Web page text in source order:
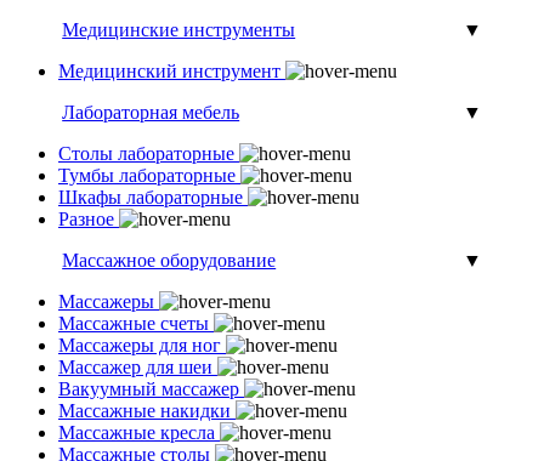
Медицинские инструменты
▼
Медицинский инструмент
Лабораторная мебель
▼
Столы лабораторные
Тумбы лабораторные
Шкафы лабораторные
Разное
Массажное оборудование
▼
Массажеры
Массажные счеты
Массажеры для ног
Массажер для шеи
Вакуумный массажер
Массажные накидки
Массажные кресла
Массажные столы